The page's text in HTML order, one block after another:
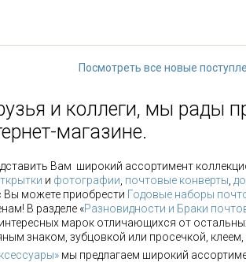
Посмотреть все новые
и коллеги, мы рады
магазине.
Вам широкий ассортимент
и фотографии почтовые конверты
Вы можете приобрести Годовые наборы
В разделе «Разновидности и Браки
марок отличающихся от
знаком, зубцовкой или просечкой, клеем,
мы предлагаем широкий